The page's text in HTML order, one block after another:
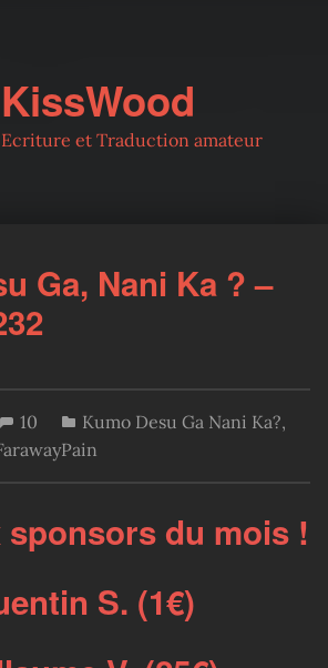
KissWood
Ecriture et Traduction amateur
Ga, Nani Ka ? –
10 Kumo Desu Ga Nani Ka?,
sponsors du mois !
S. (1€)